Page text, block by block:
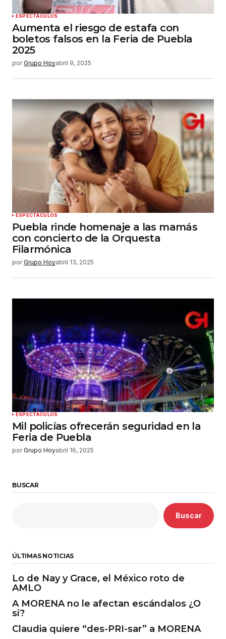
ESPECTÁCULOS
Aumenta el riesgo de estafa con
boletos falsos en la Feria de Puebla
2025
por Grupo Hoyabril 9, 2025
ESPECTÁCULOS
Puebla rinde homenaje a las mamás
con concierto de la Orquesta
Filarmónica
por Grupo Hoyabril 13, 2025
ESPECTÁCULOS
Mil policías ofrecerán seguridad en la
Feria de Puebla
por Grupo Hoyabril 16, 2025
BUSCAR
Buscar
ÚLTIMAS NOTICIAS
Lo de Nay y Grace, el México roto de
AMLO
A MORENA no le afectan escándalos ¿O
sí?
Claudia quiere “des-PRI-sar” a MORENA